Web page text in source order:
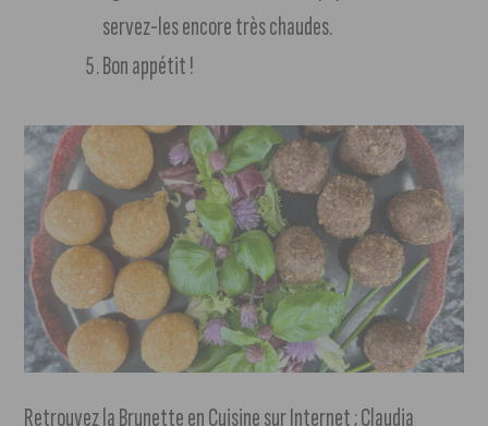
servez-les encore très chaudes.
Bon appétit !
Retrouvez la Brunette en Cuisine sur Internet ; Claudia